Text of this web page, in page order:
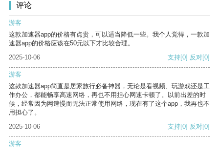
评论
游客
这款加速器app的价格有点贵，可以适当降低一些。我个人觉得，一款加
速器app的价格应该在50元以下才比较合理。
2025-10-06
支持[0] 反对[0]
游客
这款加速器app简直是居家旅行必备神器，无论是看视频、玩游戏还是工
作办公，都能畅享高速网络，再也不用担心网速卡顿了。以前出差的时
候，经常因为网速慢而无法正常使用网络，现在有了这个app，我再也不
用担心了。
2025-10-06
支持[0] 反对[0]
游客